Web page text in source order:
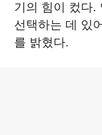
기의 힘이 컸다.
선택하는 데 있
를 밝혔다.